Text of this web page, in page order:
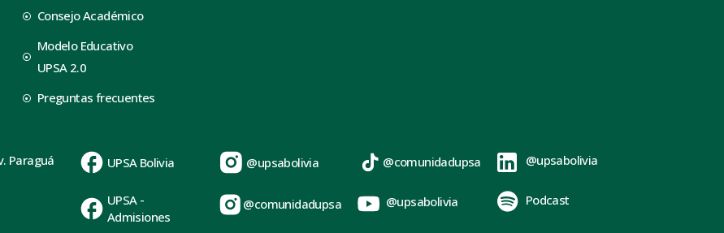
Consejo Académico
Modelo Educativo
UPSA 2.0
Preguntas frecuentes
Paraguá
UPSA Bolivia
UPSA -
Admisiones
@upsabolivia
@comunidadupsa
@comunidadupsa
@upsabolivia
@upsabolivia
Podcast